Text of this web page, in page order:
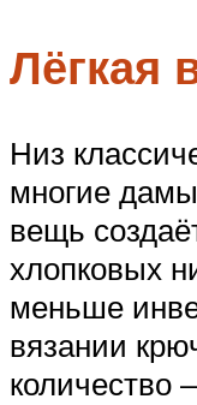
Лёгкая
Низ
многие
вещь
хлопковых
меньше
вязании
количество